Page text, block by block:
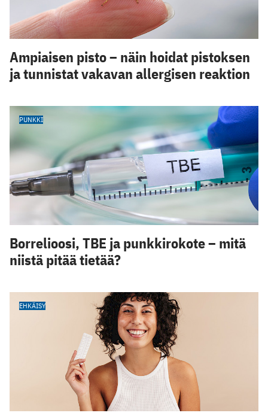
Ampiaisen pisto – näin hoidat pistoksen
ja tunnistat vakavan allergisen reaktion
PUNKKI
Borrelioosi, TBE ja punkkirokote – mitä
niistä pitää tietää?
EHKÄISY